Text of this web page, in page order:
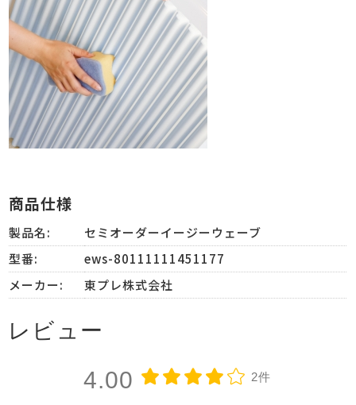
商品仕様
製品名:
セミオーダーイージーウェーブ
型番:
ews-80111111451177
メーカー:
東プレ株式会社
レビュー
4.00 2件